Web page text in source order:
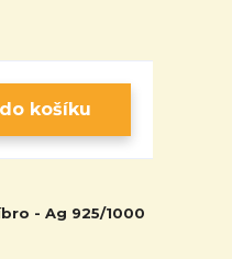
košíku
- Ag 925/1000